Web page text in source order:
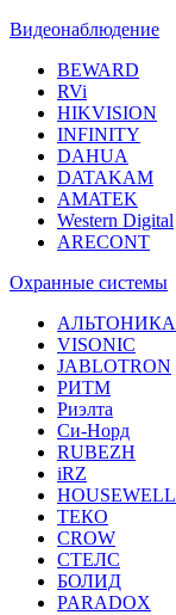
Видеонаблюдение
BEWARD
RVi
HIKVISION
INFINITY
DAHUA
DATAKAM
AMATEK
Western Digital
ARECONT
Охранные системы
АЛЬТОНИКА
VISONIC
JABLOTRON
РИТМ
Риэлта
Си-Норд
RUBEZH
iRZ
HOUSEWELL
ТЕКО
CROW
СТЕЛС
БОЛИД
PARADOX